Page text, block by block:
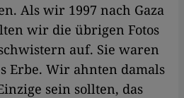
Als wir 1997 nach Gaza
wir die übrigen Fotos
auf. Sie waren
Erbe. Wir ahnten damals
sein sollten, das